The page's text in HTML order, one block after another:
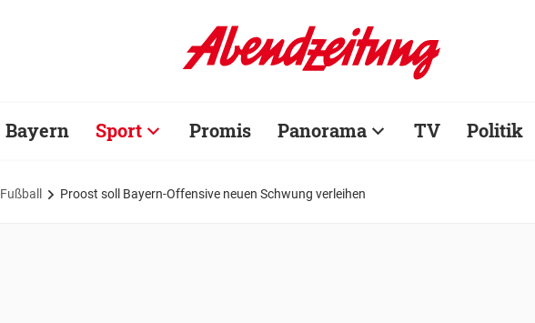
Bayern Sport Promis Panorama TV Politik
Fußball Proost soll Bayern-Offensive neuen Schwung verleihen